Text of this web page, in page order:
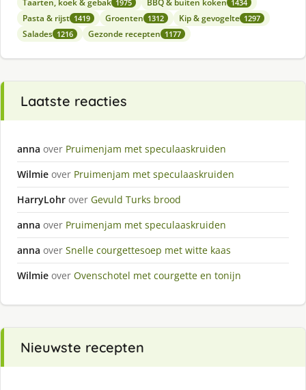
Taarten, koek & gebak 1975 BBQ & buiten koken 1434
Pasta & rijst 1419 Groenten 1312 Kip & gevogelte 1297
Salades 1216 Gezonde recepten 1177
Laatste reacties
anna over Pruimenjam met speculaaskruiden
Wilmie over Pruimenjam met speculaaskruiden
HarryLohr over Gevuld Turks brood
anna over Pruimenjam met speculaaskruiden
anna over Snelle courgettesoep met witte kaas
Wilmie over Ovenschotel met courgette en tonijn
Nieuwste recepten